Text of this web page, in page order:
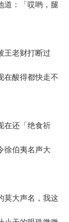
：「哎哟，腿
老财打断过
在酸得都快走不
还「绝食祈
徐伯夷名声大
大声名，我这